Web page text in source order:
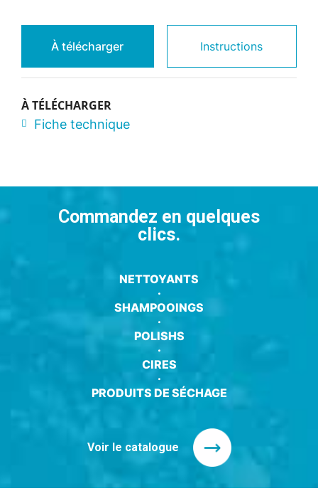
À télécharger Instructions
À TÉLÉCHARGER
Fiche technique
Commandez en quelques
clics.
NETTOYANTS
·
SHAMPOOINGS
·
POLISHS
·
CIRES
·
PRODUITS DE SÉCHAGE
Voir le catalogue